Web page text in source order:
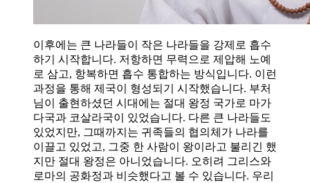
이후에는 큰 나라들이 작은 나라들을 강제로 흡수
하기 시작합니다. 저항하면 무력으로 제압해 노예
로 삼고, 항복하면 흡수 통합하는 방식입니다. 이런
과정을 통해 제국이 형성되기 시작했습니다. 부처
님이 출현하셨던 시대에는 절대 왕정 국가로 마가
다국과 코살라국이 있었습니다. 다른 큰 나라들도
있었지만, 그때까지는 귀족들의 협의체가 나라를
이끌고 있었고, 그중 한 사람이 왕이라고 불리긴 했
지만 절대 왕정은 아니었습니다. 오히려 그리스와
로마의 공화정과 비슷했다고 볼 수 있습니다. 우리